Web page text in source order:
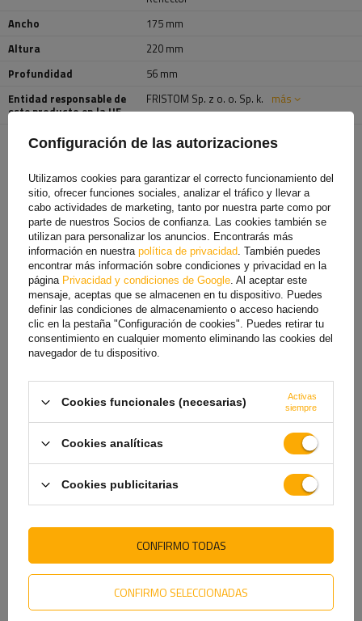
Ancho
175 mm
Altura
220 mm
Profundidad
56 mm
Entidad responsable de
este producto en la UE
FRISTOM Sp. z o. o. Sp. k. más
FT-213, 3 funciones
universales
39,59 €
1113L/P LED de 4 funciones
universal
45,99 €
41,40 €
El precio más bajo del producto en
los 30 días anteriores al descuento:
45,99 €
Configuración de las autorizaciones
Utilizamos cookies para garantizar el correcto funcionamiento del
sitio, ofrecer funciones sociales, analizar el tráfico y llevar a
cabo actividades de marketing, tanto por nuestra parte como por
parte de nuestros Socios de confianza. Las cookies también se
utilizan para personalizar los anuncios. Encontrarás más
información en nuestra política de privacidad. También puedes
encontrar más información sobre condiciones y privacidad en la
página Privacidad y condiciones de Google. Al aceptar este
mensaje, aceptas que se almacenen en tu dispositivo. Puedes
definir las condiciones de almacenamiento o acceso haciendo
clic en la pestaña "Configuración de cookies". Puedes retirar tu
consentimiento en cualquier momento eliminando las cookies del
navegador de tu dispositivo.
Cookies funcionales (necesarias)
Activas
siempre
Cookies analíticas
Cookies publicitarias
CONFIRMO SELECCIONADAS
CONFIRMO TODAS